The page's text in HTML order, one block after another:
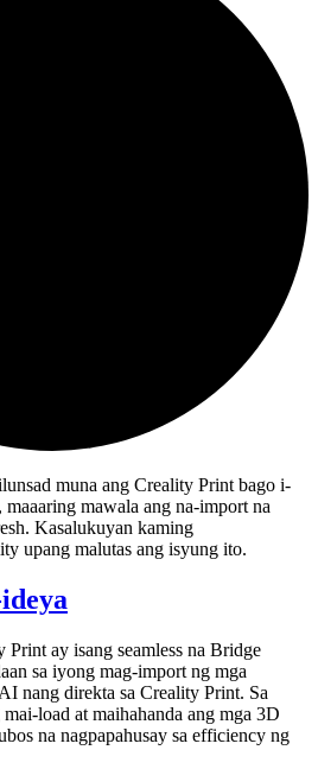
muna ang Creality Print bago i-
mawala ang na-import na
Kasalukuyan kaming
upang malutas ang isyung ito.
Print ay isang seamless na Bridge
sa iyong mag-import ng mga
nang direkta sa Creality Print. Sa
load at maihahanda ang mga 3D
na nagpapahusay sa efficiency ng